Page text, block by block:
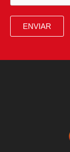
atentado
Miguel
ENVIAR